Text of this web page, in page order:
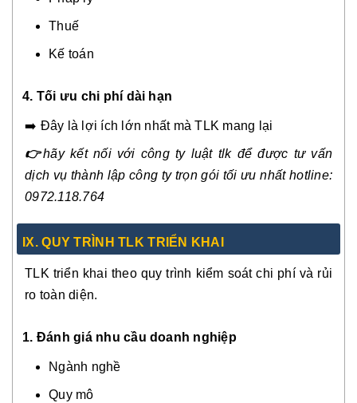
Thuế
Kế toán
4. Tối ưu chi phí dài hạn
➡️ Đây là lợi ích lớn nhất mà TLK mang lại
👉hãy kết nối với công ty luật tlk để được tư vấn
dịch vụ thành lập công ty trọn gói tối ưu nhất hotline:
0972.118.764
IX. QUY TRÌNH TLK TRIỂN KHAI
TLK triển khai theo quy trình kiểm soát chi phí và rủi
ro toàn diện.
1. Đánh giá nhu cầu doanh nghiệp
Ngành nghề
Quy mô